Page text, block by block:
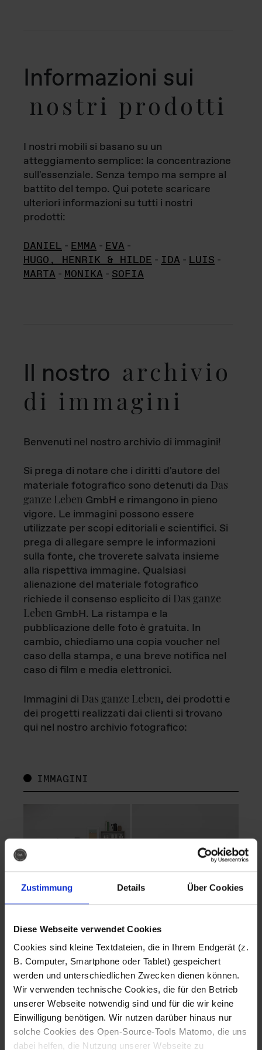
Zustimmung Details Über Cookies
Diese Webseite verwendet Cookies
Cookies sind kleine Textdateien, die in Ihrem Endgerät (z.
B. Computer, Smartphone oder Tablet) gespeichert
werden und unterschiedlichen Zwecken dienen können.
Wir verwenden technische Cookies, die für den Betrieb
unserer Webseite notwendig sind und für die wir keine
Einwilligung benötigen. Wir nutzen darüber hinaus nur
solche Cookies des Open-Source-Tools Matomo, die uns
dabei helfen, die Nutzung unserer Webseite zu
Informazioni sui
nostri prodotti
I nostri mobili si basano su un
atteggiamento semplice: la concentrazione
sull'essenziale. Senza tempo ma sempre al
battito del tempo. Qui potete scaricare
ulteriori informazioni su tutti i nostri
prodotti:
DANIEL - EMMA - EVA -
HUGO, HENRIK & HILDE - IDA - LUIS -
MARTA - MONIKA - SOFIA
Il nostro archivio
di immagini
Benvenuti nel nostro archivio di immagini!
Si prega di notare che i diritti d'autore del
materiale fotografico sono detenuti da Das
ganze Leben GmbH e rimangono in pieno
vigore. Le immagini possono essere
utilizzate per scopi editoriali e scientifici. Si
prega di allegare sempre le informazioni
sulla fonte, che troverete salvata insieme
alla rispettiva immagine. Qualsiasi
alienazione del materiale fotografico
richiede il consenso esplicito di Das ganze
Leben GmbH. La ristampa e la
pubblicazione delle foto è gratuita. In
cambio, chiediamo una copia voucher nel
caso della stampa, e una breve notifica nel
caso di film e media elettronici.
Immagini di Das ganze Leben, dei prodotti e
dei progetti realizzati dai clienti si trovano
qui nel nostro archivio fotografico:
IMMAGINI
Fotografo: Lorenz
Sternbach
Download
Fotografo: Lorenz
Sternbach
Download